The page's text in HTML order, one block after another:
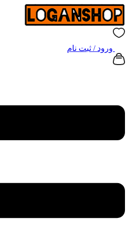
ورود / ثبت نام